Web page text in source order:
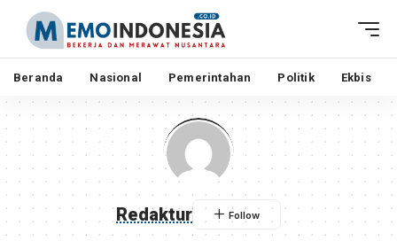
Beranda Nasional Pemerintahan Politik Ekbis
Redaktur